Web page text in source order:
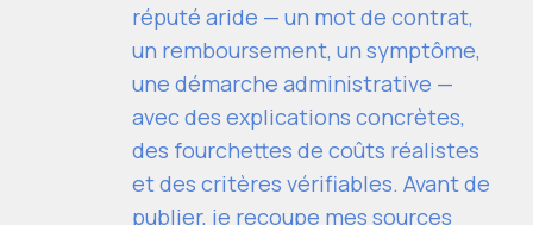
réputé aride — un mot de contrat,
un remboursement, un symptôme,
une démarche administrative —
avec des explications concrètes,
des fourchettes de coûts réalistes
et des critères vérifiables. Avant de
publier, je recoupe mes sources